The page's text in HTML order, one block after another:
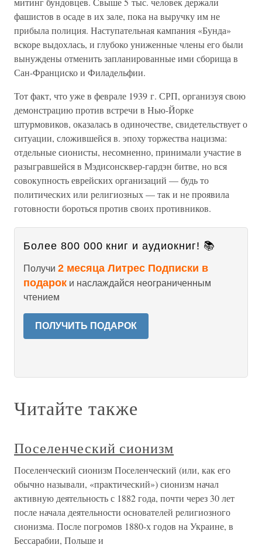
фашистов в осаде в их зале, пока на выручку им не
прибыла полиция. Наступательная кампания «Бунда»
вскоре выдохлась, и глубоко униженные члены его были
вынуждены отменить запланированные ими сборища в
Сан-Франциско и Филадельфии.
Тот факт, что уже в феврале 1939 г. СРП, организуя свою
демонстрацию против встречи в Нью-Йорке
штурмовиков, оказалась в одиночестве, свидетельствует о
ситуации, сложившейся в. эпоху торжества нацизма:
отдельные сионисты, несомненно, принимали участие в
разыгравшейся в Мэдисонсквер-гардэн битве, но вся
совокупность еврейских организаций — будь то
политических или религиозных — так и не проявила
готовности бороться против своих противников.
Более 800 000 книг и аудиокниг! 📚
Получи 2 месяца Литрес Подписки в
подарок и наслаждайся неограниченным
чтением
ПОЛУЧИТЬ ПОДАРОК
Читайте также
Поселенческий сионизм
Поселенческий сионизм Поселенческий (или, как его
обычно называли, «практический») сионизм начал
активную деятельность с 1882 года, почти через 30 лет
после начала деятельности основателей религиозного
сионизма. После погромов 1880-х годов на Украине, в
Бессарабии, Польше и